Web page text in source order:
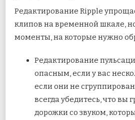
Редактирование Ripple
клипов на временной шкале,
моменты, на которые нужно
Редактирование
опасным, если у вас
если они не
всегда убедитесь, что вы
дорожки со звуком,